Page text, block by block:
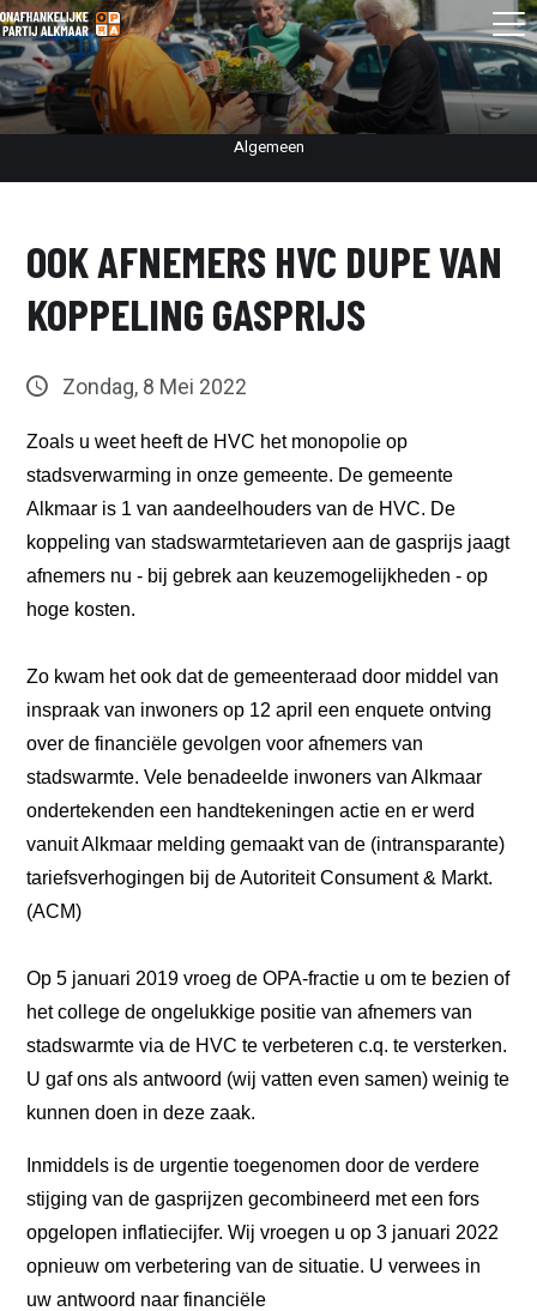
Algemeen
OOK AFNEMERS HVC DUPE VAN
KOPPELING GASPRIJS
Zondag, 8 Mei 2022
Zoals u weet heeft de HVC het monopolie op
stadsverwarming in onze gemeente. De gemeente
Alkmaar is 1 van aandeelhouders van de HVC. De
koppeling van stadswarmtetarieven aan de gasprijs jaagt
afnemers nu - bij gebrek aan keuzemogelijkheden - op
hoge kosten.
Zo kwam het ook dat de gemeenteraad door middel van
inspraak van inwoners op 12 april een enquete ontving
over de financiële gevolgen voor afnemers van
stadswarmte. Vele benadeelde inwoners van Alkmaar
ondertekenden een handtekeningen actie en er werd
vanuit Alkmaar melding gemaakt van de (intransparante)
tariefsverhogingen bij de Autoriteit Consument & Markt.
(ACM)
Op 5 januari 2019 vroeg de OPA-fractie u om te bezien of
het college de ongelukkige positie van afnemers van
stadswarmte via de HVC te verbeteren c.q. te versterken.
U gaf ons als antwoord (wij vatten even samen) weinig te
kunnen doen in deze zaak.
Inmiddels is de urgentie toegenomen door de verdere
stijging van de gasprijzen gecombineerd met een fors
opgelopen inflatiecijfer. Wij vroegen u op 3 januari 2022
opnieuw om verbetering van de situatie. U verwees in
uw antwoord naar financiële